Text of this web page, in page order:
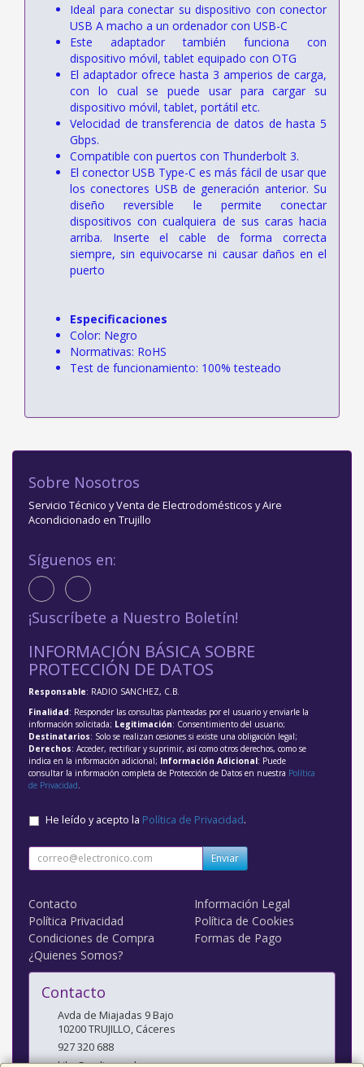
Ideal para conectar su dispositivo con conector
USB A macho a un ordenador con USB-C
Este adaptador también funciona con
dispositivo móvil, tablet equipado con OTG
El adaptador ofrece hasta 3 amperios de carga,
con lo cual se puede usar para cargar su
dispositivo móvil, tablet, portátil etc.
Velocidad de transferencia de datos de hasta 5
Gbps.
Compatible con puertos con Thunderbolt 3.
El conector USB Type-C es más fácil de usar que
los conectores USB de generación anterior. Su
diseño reversible le permite conectar
dispositivos con cualquiera de sus caras hacia
arriba. Inserte el cable de forma correcta
siempre, sin equivocarse ni causar daños en el
puerto
Especificaciones
Color: Negro
Normativas: RoHS
Test de funcionamiento: 100% testeado
Sobre Nosotros
Servicio Técnico y Venta de Electrodomésticos y Aire
Acondicionado en Trujillo
Síguenos en:
¡Suscríbete a Nuestro Boletín!
INFORMACIÓN BÁSICA SOBRE
PROTECCIÓN DE DATOS
Responsable: RADIO SANCHEZ, C.B.
Finalidad: Responder las consultas planteadas por el usuario y enviarle la
información solicitada; Legitimación: Consentimiento del usuario;
Destinatarios: Solo se realizan cesiones si existe una obligación legal;
Derechos: Acceder, rectificar y suprimir, así como otros derechos, como se
indica en la información adicional; Información Adicional: Puede
consultar la información completa de Protección de Datos en nuestra Política
de Privacidad
He leído y acepto la Política de Privacidad.
Enviar
Contacto
Información Legal
Política Privacidad
Política de Cookies
Condiciones de Compra
Formas de Pago
¿Quienes Somos?
Contacto
Avda de Miajadas 9 Bajo
10200TRUJILLO, Cáceres
927 320 688